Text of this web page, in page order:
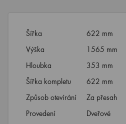
Šířka
622 mm
Výška
1565 mm
Hloubka
353 mm
Šířka kompletu
622 mm
Způsob otevírání
Za přesah
Provedení
Dveřové